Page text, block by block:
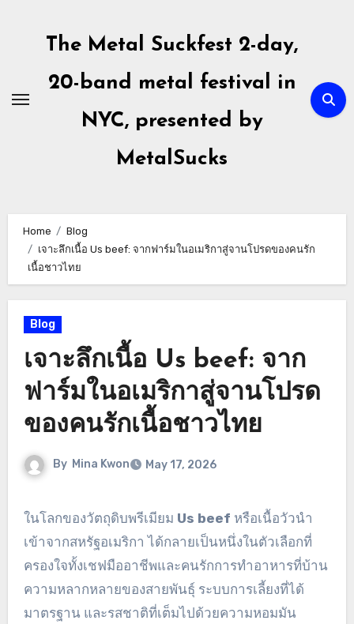
The Metal Suckfest 2-day,
20-band metal festival in
NYC, presented by
MetalSucks
Home
Blog
เจาะลึกเนื้อ Us beef: จากฟาร์มในอเมริกาสู่จานโปรดของคนรัก
เนื้อชาวไทย
Blog
เจาะลึกเนื้อ Us beef: จาก
ฟาร์มในอเมริกาสู่จานโปรด
ของคนรักเนื้อชาวไทย
By Mina Kwon May 17, 2026
ในโลกของวัตถุดิบพรีเมียม Us beef หรือเนื้อวัวนำ
เข้าจากสหรัฐอเมริกา ได้กลายเป็นหนึ่งในตัวเลือกที่
ครองใจทั้งเชฟมืออาชีพและคนรักการทำอาหารที่บ้าน
ความหลากหลายของสายพันธุ์ ระบบการเลี้ยงที่ได้
มาตรฐาน และรสชาติที่เต็มไปด้วยความหอมมัน